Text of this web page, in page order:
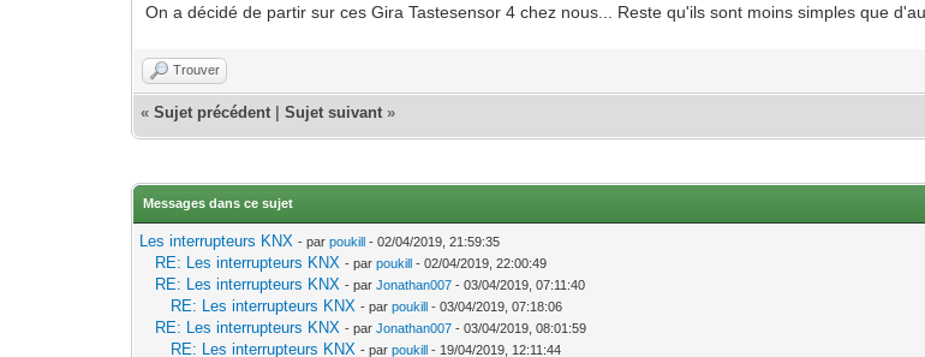
On a décidé de partir sur ces Gira Tastesensor 4 chez nous... Reste qu'ils sont moins simples que
Trouver
«Sujet précédent |Sujet suivant »
Messages dans ce sujet
Les interrupteurs KNX - parpoukill - 02/04/2019, 21:59:35
RE: Les interrupteurs KNX - parpoukill - 02/04/2019, 22:00:49
RE: Les interrupteurs KNX - parJonathan007 - 03/04/2019, 07:11:40
RE: Les interrupteurs KNX - parpoukill - 03/04/2019, 07:18:06
RE: Les interrupteurs KNX - parJonathan007 - 03/04/2019, 08:01:59
RE: Les interrupteurs KNX - parpoukill - 19/04/2019, 12:11:44